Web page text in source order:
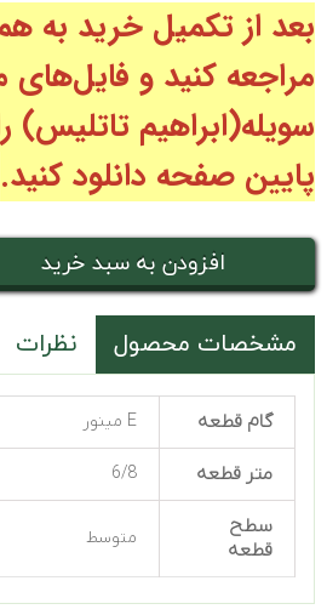
بعد از تکمیل خرید به
مراجعه کنید و
سویله(ابراهیم‌ تاتلیس)
پایین صفحه دانلود کنید.
افزودن به سبد خرید
مشخصات محصول نظرات
گام قطعه E مینور
متر قطعه 6/8
سطح
قطعه
متوسط